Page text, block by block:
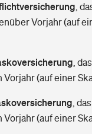
Jetzt Versicherer finden
Jetzt Versicherer
Vorjahr (auf
(auf einer
Vorjahr (auf einer